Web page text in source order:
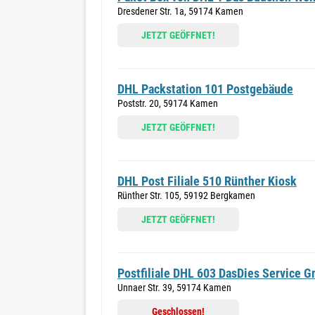
Dresdener Str. 1a, 59174 Kamen
JETZT GEÖFFNET!
DHL Packstation 101 Postgebäude
Poststr. 20, 59174 Kamen
JETZT GEÖFFNET!
DHL Post Filiale 510 Rünther Kiosk
Rünther Str. 105, 59192 Bergkamen
JETZT GEÖFFNET!
Postfiliale DHL 603 DasDies Service
Unnaer Str. 39, 59174 Kamen
Geschlossen!